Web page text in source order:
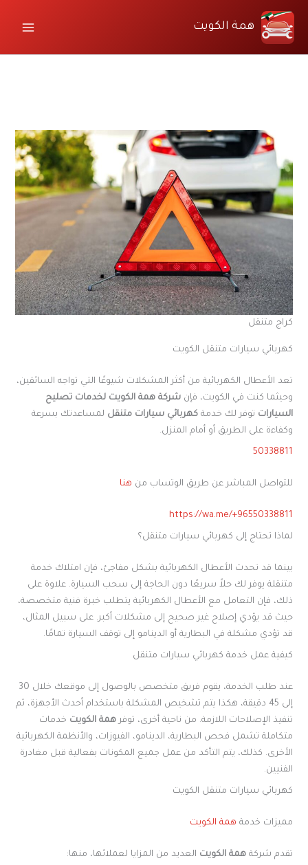
المحتوى
همة الكويت
كراج متنقل
كهربائي سيارات متنقل الكويت
تعد الأعطال الكهربائية من أكثر المشكلات شيوعًا التي تواجه السائقين،
وحيثما كنت في الكويت، فإنشركة همة الكويت لخدمات تصليح
السيارات توفر لك خدمةكهربائي سيارات متنقل لمساعدتك بسرعة
وكفاءة على الطريق أو أمام المنزل.
50338811
للتواصل المباشر عن طريق الوتساب من هنا
https://wa.me/+96550338811
لماذا تحتاج إلى كهربائي سيارات متنقل؟
بينما قد تحدث الأعطال الكهربائية بشكل مفاجئ، فإن امتلاك خدمة
متنقلة يوفر لك حلاً سريعًا دون الحاجة إلى سحب السيارة. علاوة على
ذلك، فإن التعامل مع الأعطال الكهربائية يتطلب خبرة فنية متخصصة،
حيث قد يؤدي إصلاح غير صحيح إلى مشكلات أكبر. على سبيل المثال،
قد تؤدي مشكلة في البطارية أو الدينامو إلى توقف السيارة تمامًا.
كيفية عمل خدمة كهربائي سيارات متنقل
عند طلب الخدمة، يقوم فريق متخصص بالوصول إلى موقعك خلال 30
إلى 45 دقيقة، هكذا يتم تشخيص المشكلة باستخدام أحدث الأجهزة، ثم
تنفيذ الإصلاحات اللازمة. من ناحية أخرى، توفرهمة الكويت خدمات
متكاملة تشمل فحص البطارية، الدينامو، الفيوزات، والأنظمة الكهربائية
الأخرى. كذلك، يتم التأكد من عمل جميع المكونات بفعالية قبل مغادرة
الفنيين.
كهربائي سيارات متنقل الكويت
مميزات خدمة همة الكويت
تقدم شركةهمة الكويت العديد من المزايا لعملائها، منها: